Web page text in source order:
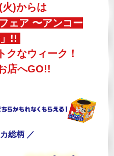
)からは
ェア 〜アンコー
!!
クなウィーク！
店へGO!!
総柄 ／